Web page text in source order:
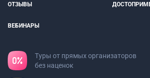
ОТЗЫВЫ
ВЕБИНАРЫ
Туры от прямых организаторов
без наценок